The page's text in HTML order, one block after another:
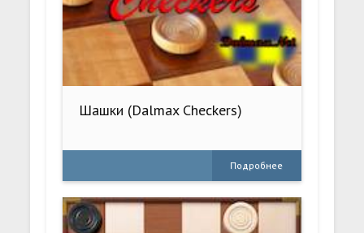
Шашки (Dalmax Checkers)
Подробнее